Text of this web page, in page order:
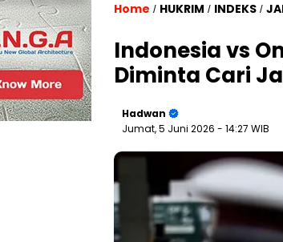
Home / HUKRIM / INDEKS /
Indonesia vs
Diminta Cari
Hadwan
Jumat, 5 Juni 2026 - 14:27 WIB